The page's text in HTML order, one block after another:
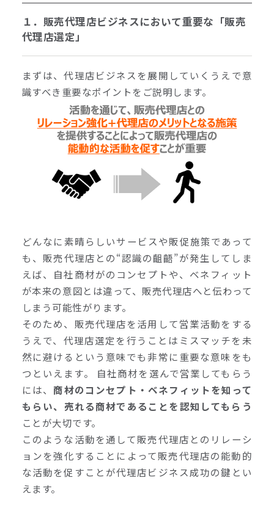
１．販売代理店ビジネスにおいて重要な「販売
代理店選定」
まずは、代理店ビジネスを展開していくうえで意
識すべき重要なポイントをご説明します。
どんなに素晴らしいサービスや販促施策であって
も、販売代理店との“認識の齟齬”が発生してしま
えば、自社商材がのコンセプトや、ベネフィット
が本来の意図とは違って、販売代理店へと伝わって
しまう可能性がります。
そのため、販売代理店を活用して営業活動をする
うえで、代理店選定を行うことはミスマッチを未
然に避けるという意味でも非常に重要な意味をも
つといえます。 自社商材を選んで営業してもらう
には、 商材のコンセプト・ベネフィットを知って
もらい、売れる商材であることを認知してもらう
ことが大切です。
このような活動を通して販売代理店とのリレーシ
ョンを強化することによって販売代理店の能動的
な活動を促すことが代理店ビジネス成功の鍵とい
えます。